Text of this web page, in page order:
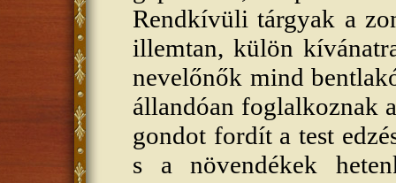
Rendkívüli tárgyak a
illemtan, külön
nevelőnők mind
állandóan foglalkoznak
gondot fordít a test
s a növendékek